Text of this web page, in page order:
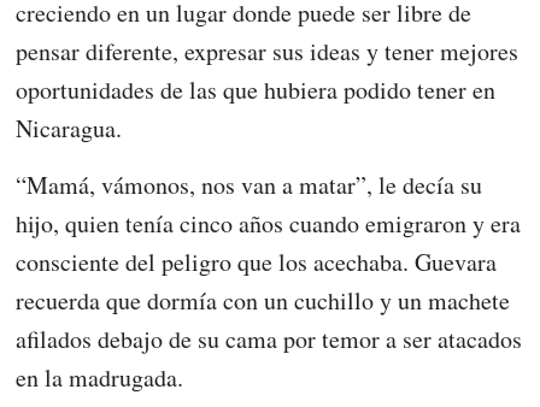
creciendo en un lugar donde puede ser libre de
pensar diferente, expresar sus ideas y tener mejores
oportunidades de las que hubiera podido tener en
Nicaragua.
“Mamá, vámonos, nos van a matar”, le decía su
hijo, quien tenía cinco años cuando emigraron y era
consciente del peligro que los acechaba. Guevara
recuerda que dormía con un cuchillo y un machete
afilados debajo de su cama por temor a ser atacados
en la madrugada.